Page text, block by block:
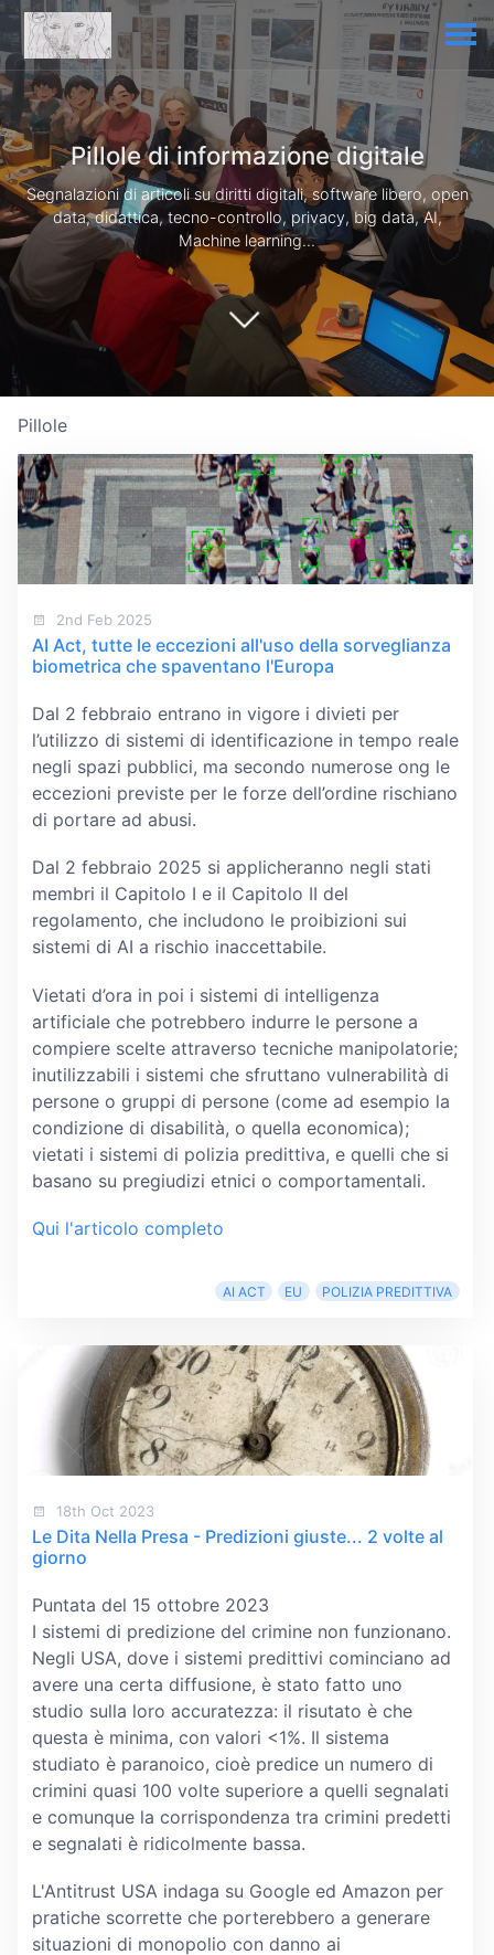
Pillole di informazione digitale
Segnalazioni di articoli su diritti digitali, software libero, open
data, didattica, tecno-controllo, privacy, big data, AI,
Machine learning...
Pillole
2nd Feb 2025
AI Act, tutte le eccezioni all'uso della sorveglianza
biometrica che spaventano l'Europa
Dal 2 febbraio entrano in vigore i divieti per
l’utilizzo di sistemi di identificazione in tempo reale
negli spazi pubblici, ma secondo numerose ong le
eccezioni previste per le forze dell’ordine rischiano
di portare ad abusi.
Dal 2 febbraio 2025 si applicheranno negli stati
membri il Capitolo I e il Capitolo II del
regolamento, che includono le proibizioni sui
sistemi di AI a rischio inaccettabile.
Vietati d’ora in poi i sistemi di intelligenza
artificiale che potrebbero indurre le persone a
compiere scelte attraverso tecniche manipolatorie;
inutilizzabili i sistemi che sfruttano vulnerabilità di
persone o gruppi di persone (come ad esempio la
condizione di disabilità, o quella economica);
vietati i sistemi di polizia predittiva, e quelli che si
basano su pregiudizi etnici o comportamentali.
Qui l'articolo completo
AI ACT EU POLIZIA PREDITTIVA
18th Oct 2023
Le Dita Nella Presa - Predizioni giuste... 2 volte al
giorno
Puntata del 15 ottobre 2023
I sistemi di predizione del crimine non funzionano.
Negli USA, dove i sistemi predittivi cominciano ad
avere una certa diffusione, è stato fatto uno
studio sulla loro accuratezza: il risutato è che
questa è minima, con valori <1%. Il sistema
studiato è paranoico, cioè predice un numero di
crimini quasi 100 volte superiore a quelli segnalati
e comunque la corrispondenza tra crimini predetti
e segnalati è ridicolmente bassa.
L'Antitrust USA indaga su Google ed Amazon per
pratiche scorrette che porterebbero a generare
situazioni di monopolio con danno ai